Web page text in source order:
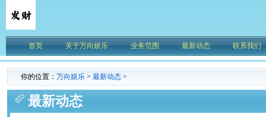
首页 关于万向娱乐 业务范围 最新动态 联系我们
你的位置： 万向娱乐 > 最新动态 >
最新动态